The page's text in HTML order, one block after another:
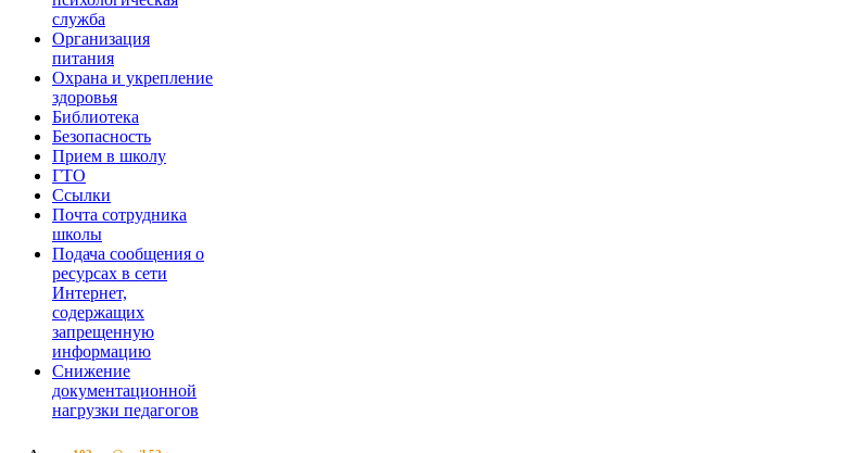
служба
Организация
питания
Охрана и укрепление
здоровья
Библиотека
Безопасность
Прием в школу
ГТО
Ссылки
Почта сотрудника
школы
Подача сообщения о
ресурсах в сети
Интернет,
содержащих
запрещенную
информацию
Снижение
документационной
нагрузки педагогов